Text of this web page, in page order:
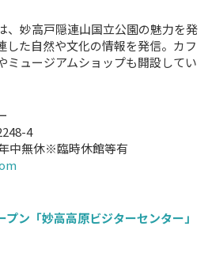
、妙高戸隠連山国立公園の魅力を発
した自然や文化の情報を発信。カフ
ミュージアムショップも開設してい
4
中無休※臨時休館等有
プン「妙高高原ビジターセンター」